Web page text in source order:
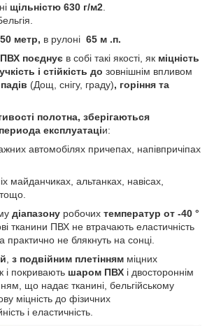
щільністю 630 г/м2
метр, в рулоні 65 м .п.
ПВХ поєднує в собі такі якості, як міцність
і стійкість до зовнішнім впливом
(Дощ, снігу, граду), горіння та
полотна, зберігаються
периода експлуатаціи:
автомобілях причепах, напівпричіпах
майданчиках, альтанках, навісах,
діапазону робочих температур от -40 °
тканини ПВХ не втрачають еластичність
практично не блякнуть на сонці.
з подвійним плетінням міцних
і покривають шаром ПВХ і двостороннім
що надає тканині, бельгійському
міцність до фізичних
і еластичність.